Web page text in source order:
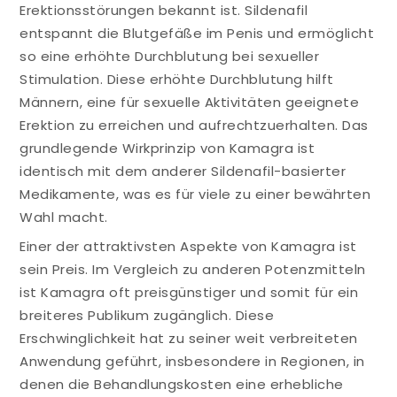
Erektionsstörungen bekannt ist. Sildenafil
entspannt die Blutgefäße im Penis und ermöglicht
so eine erhöhte Durchblutung bei sexueller
Stimulation. Diese erhöhte Durchblutung hilft
Männern, eine für sexuelle Aktivitäten geeignete
Erektion zu erreichen und aufrechtzuerhalten. Das
grundlegende Wirkprinzip von Kamagra ist
identisch mit dem anderer Sildenafil-basierter
Medikamente, was es für viele zu einer bewährten
Wahl macht.
Einer der attraktivsten Aspekte von Kamagra ist
sein Preis. Im Vergleich zu anderen Potenzmitteln
ist Kamagra oft preisgünstiger und somit für ein
breiteres Publikum zugänglich. Diese
Erschwinglichkeit hat zu seiner weit verbreiteten
Anwendung geführt, insbesondere in Regionen, in
denen die Behandlungskosten eine erhebliche